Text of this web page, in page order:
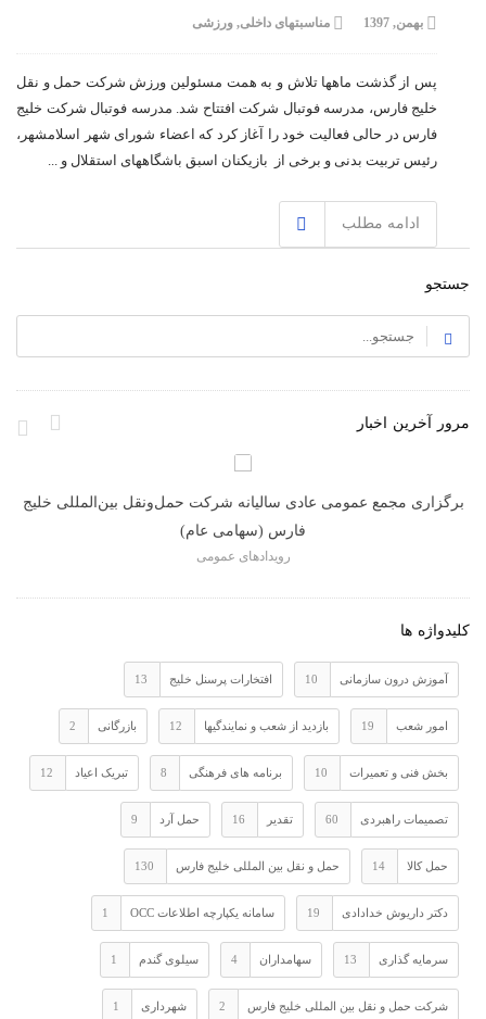
بهمن, 1397 مناسبتهای داخلی, ورزشی
پس از گذشت ماهها تلاش و به همت مسئولین ورزش شرکت حمل و نقل
خلیج فارس، مدرسه فوتبال شرکت افتتاح شد. مدرسه فوتبال شرکت خلیج
فارس در حالی فعالیت خود را آغاز کرد که اعضاء شورای شهر اسلامشهر،
رئیس تربیت بدنی و برخی از بازیکنان اسبق باشگاههای استقلال و ...
ادامه مطلب
جستجو
مرور آخرین اخبار
برگزاری مجمع عمومی عادی سالیانه شرکت حمل‌ونقل بین‌المللی خلیج
فارس (سهامی عام)
رویدادهای عمومی
کلیدواژه ها
آموزش درون سازمانی 10 افتخارات پرسنل خلیج 13
امور شعب 19 بازدید از شعب و نمایندگیها 12 بازرگانی 2
بخش فنی و تعمیرات 10 برنامه های فرهنگی 8 تبریک اعیاد 12
تصمیمات راهبردی 60 تقدیر 16 حمل آرد 9
حمل کالا 14 حمل و نقل بین المللی خلیج فارس 130
دکتر داریوش خدادادی 19 سامانه یکپارچه اطلاعات OCC 1
سرمایه گذاری 13 سهامداران 4 سیلوی گندم 1
شرکت حمل و نقل بین المللی خلیج فارس 2 شهرداری 1